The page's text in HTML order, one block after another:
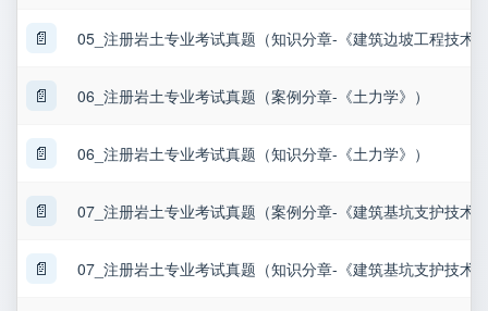
📄 05_注册岩土专业考试真题（知识分章-《建筑边坡工程技术
📄 06_注册岩土专业考试真题（案例分章-《土力学》）
📄 06_注册岩土专业考试真题（知识分章-《土力学》）
📄 07_注册岩土专业考试真题（案例分章-《建筑基坑支护技术
📄 07_注册岩土专业考试真题（知识分章-《建筑基坑支护技术